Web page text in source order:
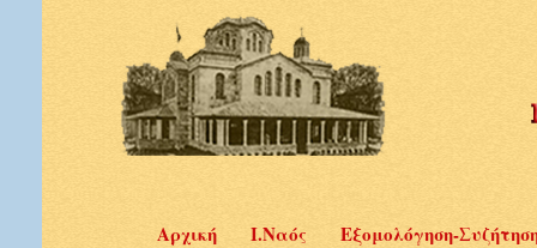
Αρχική Ι.Ναός Εξομολόγηση-